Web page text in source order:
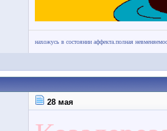
нахожусь в состоянии аффекта.полная
28 мая